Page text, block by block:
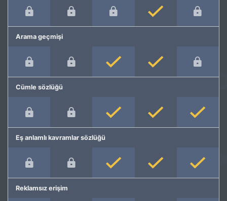
Arama geçmişi
Cümle sözlüğü
Eş anlamlı kavramlar sözlüğü
Reklamsız erişim